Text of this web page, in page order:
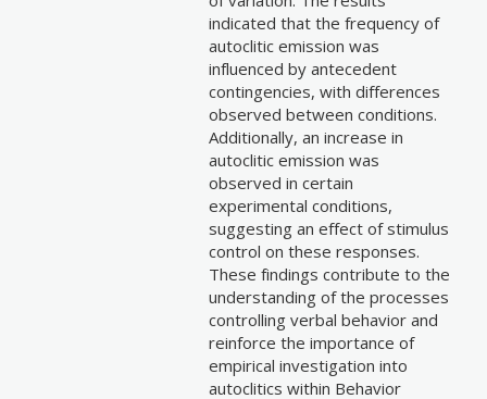
indicated that the frequency of
autoclitic emission was
influenced by antecedent
contingencies, with differences
observed between conditions.
Additionally, an increase in
autoclitic emission was
observed in certain
experimental conditions,
suggesting an effect of stimulus
control on these responses.
These findings contribute to the
understanding of the processes
controlling verbal behavior and
reinforce the importance of
empirical investigation into
autoclitics within Behavior